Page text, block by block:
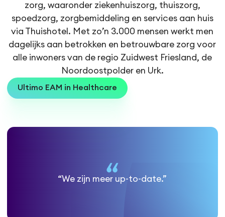
zorg, waaronder ziekenhuiszorg, thuiszorg,
spoedzorg, zorgbemiddeling en services aan huis
via Thuishotel. Met zo’n 3.000 mensen werkt men
dagelijks aan betrokken en betrouwbare zorg voor
alle inwoners van de regio Zuidwest Friesland, de
Noordoostpolder en Urk.
Ultimo EAM in Healthcare
“We zijn meer up-to-date.”